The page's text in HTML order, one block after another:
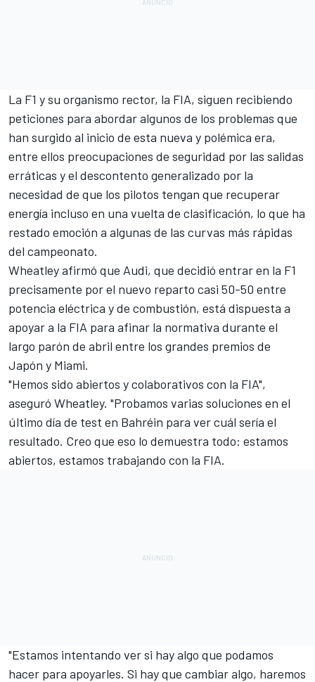
La F1 y su organismo rector, la FIA, siguen recibiendo
peticiones para abordar algunos de los problemas que
han surgido al inicio de esta nueva y polémica era,
entre ellos preocupaciones de seguridad por las salidas
erráticas y el descontento generalizado por la
necesidad de que los pilotos tengan que recuperar
energía incluso en una vuelta de clasificación, lo que ha
restado emoción a algunas de las curvas más rápidas
del campeonato.
Wheatley afirmó que Audi, que decidió entrar en la F1
precisamente por el nuevo reparto casi 50-50 entre
potencia eléctrica y de combustión, está dispuesta a
apoyar a la FIA para afinar la normativa durante el
largo parón de abril entre los grandes premios de
Japón y Miami.
"Hemos sido abiertos y colaborativos con la FIA",
aseguró Wheatley. "Probamos varias soluciones en el
último día de test en Bahréin para ver cuál sería el
resultado. Creo que eso lo demuestra todo: estamos
abiertos, estamos trabajando con la FIA.
"Estamos intentando ver si hay algo que podamos
hacer para apoyarles. Si hay que cambiar algo, haremos